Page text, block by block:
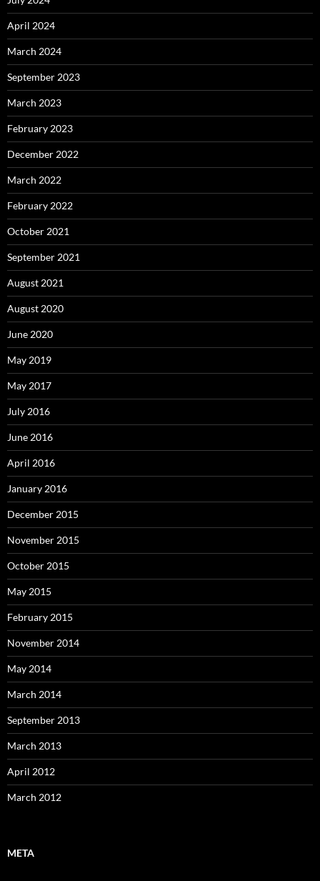
April 2024
March 2024
September 2023
March 2023
February 2023
December 2022
March 2022
February 2022
October 2021
September 2021
August 2021
August 2020
June 2020
May 2019
May 2017
July 2016
June 2016
April 2016
January 2016
December 2015
November 2015
October 2015
May 2015
February 2015
November 2014
May 2014
March 2014
September 2013
March 2013
April 2012
March 2012
META